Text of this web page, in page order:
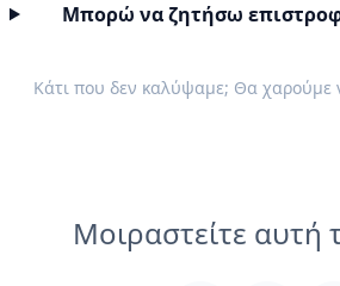
Μπορώ να ζητήσω
Κάτι που δεν καλύψαμε; Θα χαρούμε
Μοιραστείτε αυτή